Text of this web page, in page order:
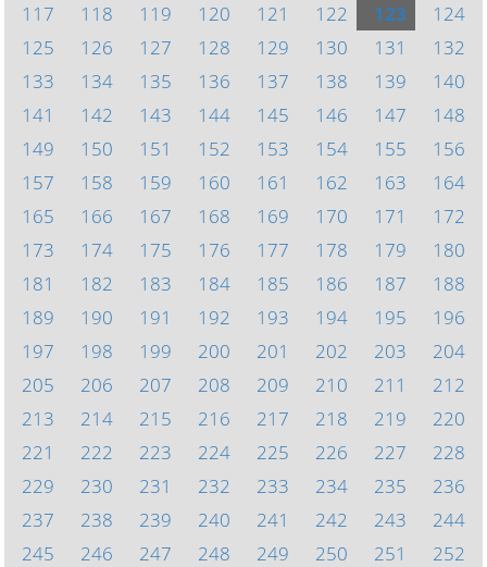
117
118 119 120 121 122 123
124
125
126 127 128 129 130 131
132
133
134 135 136 137 138 139
140
141
142 143 144 145 146 147
148
149
150 151 152 153 154 155
156
157
158 159 160 161 162 163
164
165
166 167 168 169 170 171
172
173
174 175 176 177 178 179
180
181
182 183 184 185 186 187
188
189
190 191 192 193 194 195
196
197
198 199 200 201 202 203
204
205
206 207 208 209 210 211
212
213
214 215 216 217 218 219
220
221
222 223 224 225 226 227
228
229
230 231 232 233 234 235
236
237
238 239 240 241 242 243
244
245
246 247 248 249 250 251
252